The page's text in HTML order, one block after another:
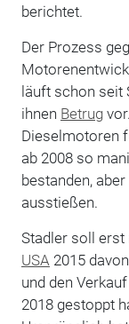
berichtet.
Der Prozess
läuft schon seit
ihnen Betrug
Dieselmotoren
ab 2008 so
bestanden,
ausstießen.
Stadler soll erst
USA 2015
und den
2018 gestoppt